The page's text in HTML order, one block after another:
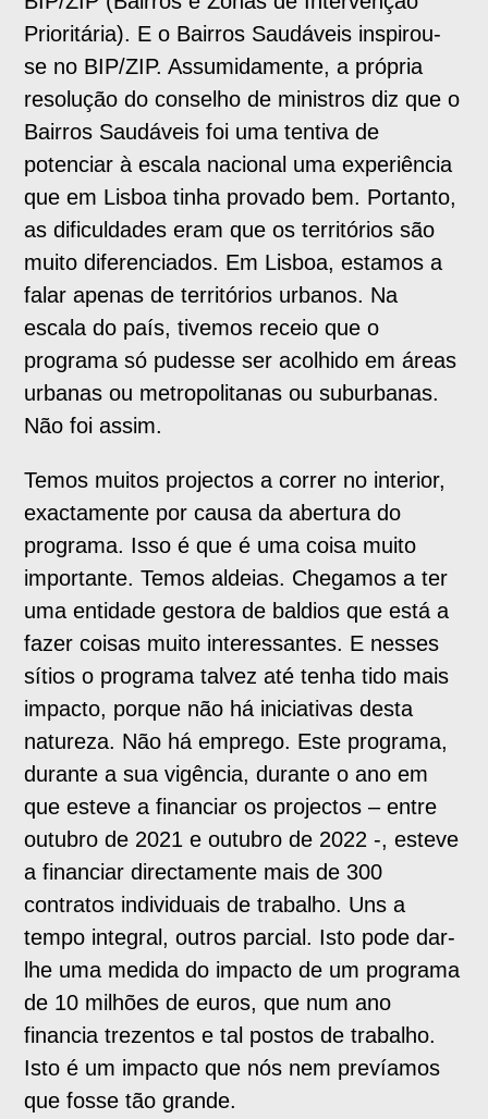
Prioritária). E o Bairros Saudáveis inspirou-
se no BIP/ZIP. Assumidamente, a própria
resolução do conselho de ministros diz que o
Bairros Saudáveis foi uma tentiva de
potenciar à escala nacional uma experiência
que em Lisboa tinha provado bem. Portanto,
as dificuldades eram que os territórios são
muito diferenciados. Em Lisboa, estamos a
falar apenas de territórios urbanos. Na
escala do país, tivemos receio que o
programa só pudesse ser acolhido em áreas
urbanas ou metropolitanas ou suburbanas.
Não foi assim.
Temos muitos projectos a correr no interior,
exactamente por causa da abertura do
programa. Isso é que é uma coisa muito
importante. Temos aldeias. Chegamos a ter
uma entidade gestora de baldios que está a
fazer coisas muito interessantes. E nesses
sítios o programa talvez até tenha tido mais
impacto, porque não há iniciativas desta
natureza. Não há emprego. Este programa,
durante a sua vigência, durante o ano em
que esteve a financiar os projectos – entre
outubro de 2021 e outubro de 2022 -, esteve
a financiar directamente mais de 300
contratos individuais de trabalho. Uns a
tempo integral, outros parcial. Isto pode dar-
lhe uma medida do impacto de um programa
de 10 milhões de euros, que num ano
financia trezentos e tal postos de trabalho.
Isto é um impacto que nós nem prevíamos
que fosse tão grande.